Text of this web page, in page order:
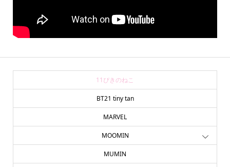
11ぴきのねこ
BT21 tiny tan
MARVEL
MOOMIN
MUMIN